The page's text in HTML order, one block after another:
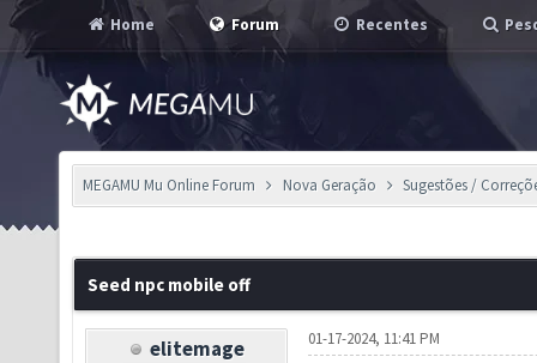
Home Forum Recentes
MEGAMU Mu Online Forum Nova Geração Sugestões /
Seed npc mobile off
elitemage 01-17-2024, 11:41 PM